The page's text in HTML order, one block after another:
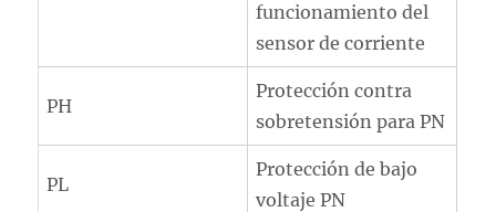
funcionamiento del
sensor de corriente
PH
Protección contra
sobretensión para PN
PL
Protección de bajo
voltaje PN